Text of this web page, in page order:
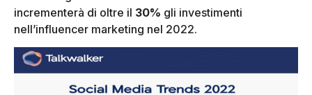
incrementerà di oltre il 30% gli investimenti
nell’influencer marketing nel 2022.